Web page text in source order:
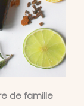
de famille